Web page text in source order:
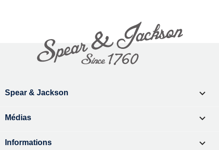
Spear & Jackson 
Médias 
Informations 